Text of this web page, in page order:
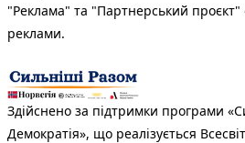
"Реклама" та "Партнерський проєкт"
реклами.
Здійснено за підтримки програми
Демократія», що реалізується